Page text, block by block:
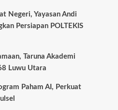
Negeri, Yayasan Andi
Persiapan POLTEKIS
Taruna Akademi
Luwu Utara
Paham AI, Perkuat